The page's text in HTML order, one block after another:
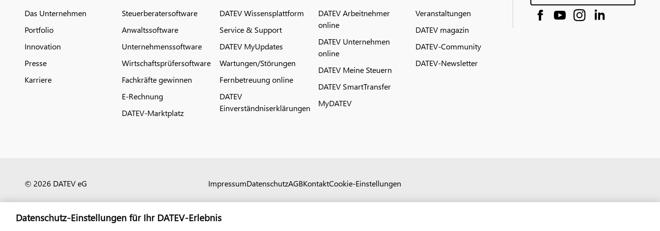
Das Unternehmen
Portfolio
Innovation
Presse
Karriere
Steuerberatersoftware
Anwaltssoftware
Unternehmenssoftware
Wirtschaftsprüfersoftware
Fachkräfte gewinnen
E-Rechnung
DATEV-Marktplatz
DATEV Wissensplattform
Service & Support
DATEV MyUpdates
Wartungen/Störungen
Fernbetreuung online
DATEV
Einverständniserklärungen
DATEV Arbeitnehmer
online
DATEV Unternehmen
online
DATEV Meine Steuern
DATEV SmartTransfer
MyDATEV
Veranstaltungen
DATEV magazin
DATEV-Community
DATEV-Newsletter
© 2026 DATEV eG ImpressumDatenschutzAGBKontaktCookie-Einstellungen
Datenschutz-Einstellungen für Ihr DATEV-Erlebnis